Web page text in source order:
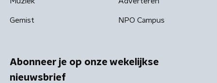
Gemist NPO Campus
Abonneer je op onze wekelijkse
nieuwsbrief